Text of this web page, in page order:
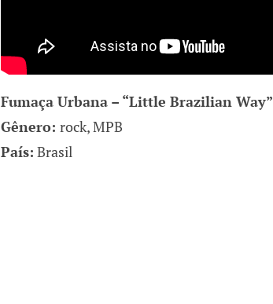
Fumaça Urbana – “Little Brazilian Way”
Gênero: rock, MPB
País: Brasil